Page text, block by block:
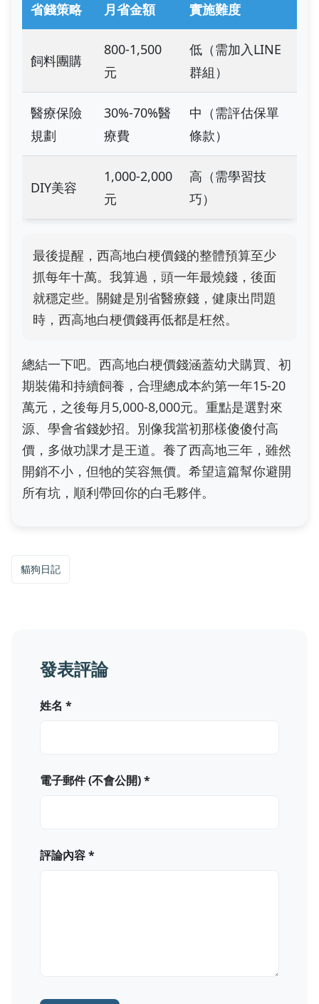
省錢策略 月省金額 實施難度
飼料團購
800-1,500
元
低（需加入LINE
群組）
醫療保險
規劃
30%-70%醫
療費
中（需評估保單
條款）
DIY美容
1,000-2,000
元
高（需學習技
巧）
最後提醒，西高地白梗價錢的整體預算至少
抓每年十萬。我算過，頭一年最燒錢，後面
就穩定些。關鍵是別省醫療錢，健康出問題
時，西高地白梗價錢再低都是枉然。
總結一下吧。西高地白梗價錢涵蓋幼犬購買、初
期裝備和持續飼養，合理總成本約第一年15-20
萬元，之後每月5,000-8,000元。重點是選對來
源、學會省錢妙招。別像我當初那樣傻傻付高
價，多做功課才是王道。養了西高地三年，雖然
開銷不小，但牠的笑容無價。希望這篇幫你避開
所有坑，順利帶回你的白毛夥伴。
貓狗日記
發表評論
姓名 *
電子郵件 (不會公開) *
評論內容 *